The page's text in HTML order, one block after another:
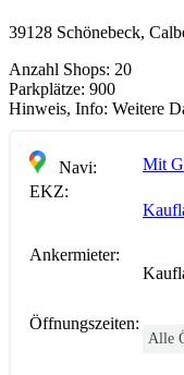
39128 Schönebeck,
Anzahl Shops: 20
Parkplätze: 900
Hinweis, Info: Weitere
Navi:
Mit
EKZ:
Ankermieter:
Öffnungszeiten:
Alle